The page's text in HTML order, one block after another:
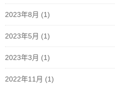
2023年8月 (1)
2023年5月 (1)
2023年3月 (1)
2022年11月 (1)